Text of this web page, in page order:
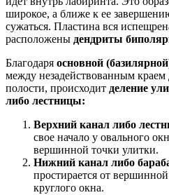
широкое, а ближе к ее
сужаться. Пластина вся
расположены дендриты
Благодаря основной
между незадействованным
полости, происходит деление
либо лестницы:
Верхний канал либо
свое начало у овального
вершинной точки улитки.
Нижний канал либо
простирается от
круглого окна.